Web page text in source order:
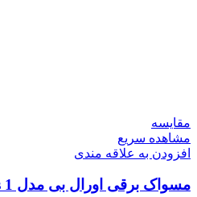
مقایسه
مشاهده سریع
افزودن به علاقه مندی
مسواک برقی اورال بی مدل pro series 1